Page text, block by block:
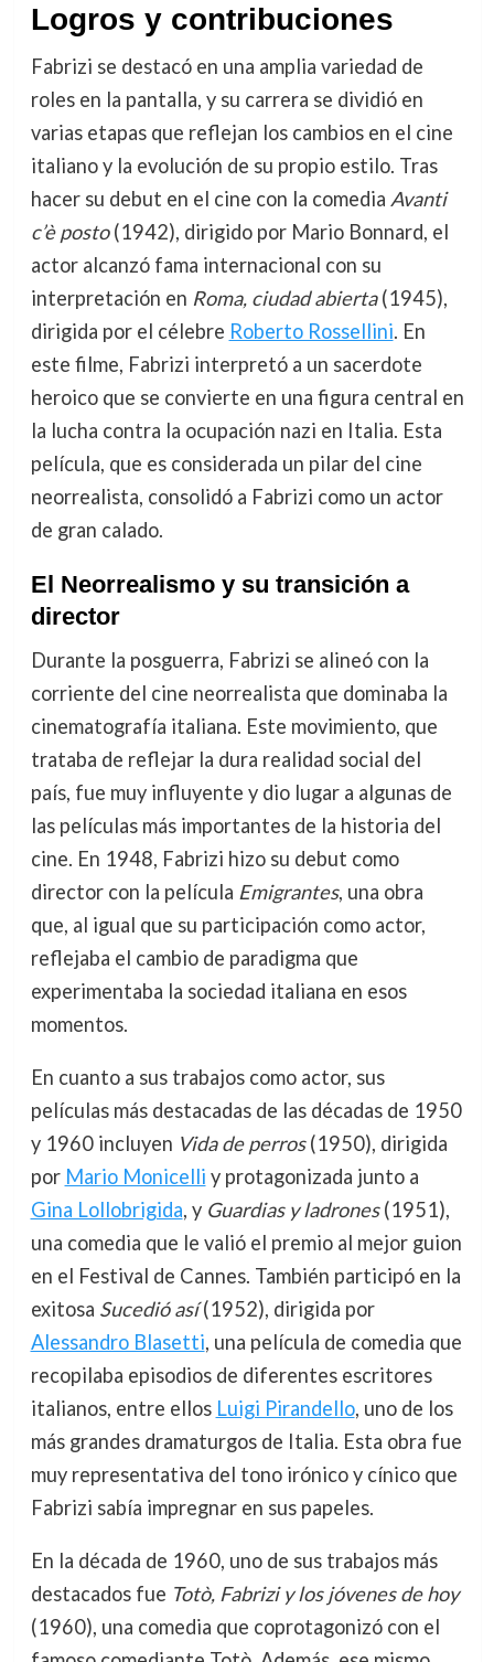
Logros y contribuciones
Fabrizi se destacó en una amplia variedad de
roles en la pantalla, y su carrera se dividió en
varias etapas que reflejan los cambios en el cine
italiano y la evolución de su propio estilo. Tras
hacer su debut en el cine con la comedia Avanti
c’è posto(1942), dirigido por Mario Bonnard, el
actor alcanzó fama internacional con su
interpretación en Roma, ciudad abierta(1945),
dirigida por el célebre Roberto Rossellini. En
este filme, Fabrizi interpretó a un sacerdote
heroico que se convierte en una figura central en
la lucha contra la ocupación nazi en Italia. Esta
película, que es considerada un pilar del cine
neorrealista, consolidó a Fabrizi como un actor
de gran calado.
El Neorrealismo y su transición a
director
Durante la posguerra, Fabrizi se alineó con la
corriente del cine neorrealista que dominaba la
cinematografía italiana. Este movimiento, que
trataba de reflejar la dura realidad social del
país, fue muy influyente y dio lugar a algunas de
las películas más importantes de la historia del
cine. En 1948, Fabrizi hizo su debut como
director con la película Emigrantes, una obra
que, al igual que su participación como actor,
reflejaba el cambio de paradigma que
experimentaba la sociedad italiana en esos
momentos.
En cuanto a sus trabajos como actor, sus
películas más destacadas de las décadas de 1950
y 1960 incluyen Vida de perros(1950), dirigida
por Mario Monicelli y protagonizada junto a
Gina Lollobrigida, y Guardias y ladrones(1951),
una comedia que le valió el premio al mejor guion
en el Festival de Cannes. También participó en la
exitosa Sucedió así(1952), dirigida por
Alessandro Blasetti, una película de comedia que
recopilaba episodios de diferentes escritores
italianos, entre ellos Luigi Pirandello, uno de los
más grandes dramaturgos de Italia. Esta obra fue
muy representativa del tono irónico y cínico que
Fabrizi sabía impregnar en sus papeles.
En la década de 1960, uno de sus trabajos más
destacados fue Totò, Fabrizi y los jóvenes de hoy
(1960), una comedia que coprotagonizó con el